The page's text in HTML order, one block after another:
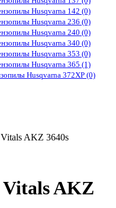
Husqvarna 142 (0)
Husqvarna 236 (0)
Husqvarna 240 (0)
Husqvarna 340 (0)
Husqvarna 353 (0)
Husqvarna 365 (1)
Husqvarna 372XP (0)
AKZ 3640s
Vitals AKZ